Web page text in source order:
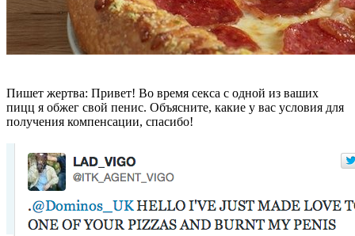
Пишет жертва: Привет! Во время секса с одной из ваших
пицц я обжег свой пенис. Объясните, какие у вас условия для
получения компенсации, спасибо!